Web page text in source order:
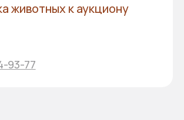
аукцион
вопросы?